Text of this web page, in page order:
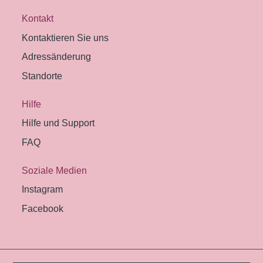
Kontakt
Kontaktieren Sie uns
Adressänderung
Standorte
Hilfe
Hilfe und Support
FAQ
Soziale Medien
Instagram
Facebook